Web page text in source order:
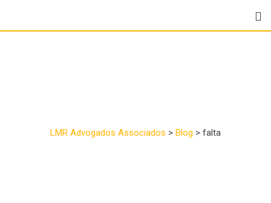
LMR Advogados Associados > Blog > falta